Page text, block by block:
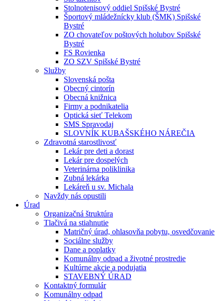
Stolnotenisový oddiel Spišské Bystré
Športový mládežnícky klub (ŠMK) Spišské
Bystré
ZO chovateľov poštových holubov Spišské
Bystré
FS Rovienka
ZO SZV Spišské Bystré
Služby
Slovenská pošta
Obecný cintorín
Obecná knižnica
Firmy a podnikatelia
Optická sieť Telekom
SMS Spravodaj
SLOVNÍK KUBAŠSKÉHO NÁREČIA
Zdravotná starostlivosť
Lekár pre deti a dorast
Lekár pre dospelých
Veterinárna poliklinika
Zubná lekárka
Lekáreň u sv. Michala
Navždy nás opustili
Úrad
Organizačná štruktúra
Tlačivá na stiahnutie
Matričný úrad, ohlasovňa pobytu, osvedčovanie
Sociálne služby
Dane a poplatky
Komunálny odpad a životné prostredie
Kultúrne akcie a podujatia
STAVEBNÝ ÚRAD
Kontaktný formulár
Komunálny odpad